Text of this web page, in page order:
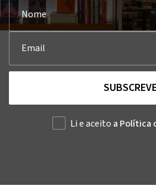
Li e aceito a Política